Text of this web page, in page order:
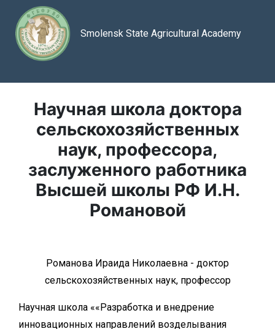
Smolensk State Agricultural Academy
Научная школа доктора
сельскохозяйственных
наук, профессора,
заслуженного работника
Высшей школы РФ И.Н.
Романовой
Романова Ираида Николаевна - доктор
сельскохозяйственных наук, профессор
Научная школа ««Разработка и внедрение
инновационных направлений возделывания